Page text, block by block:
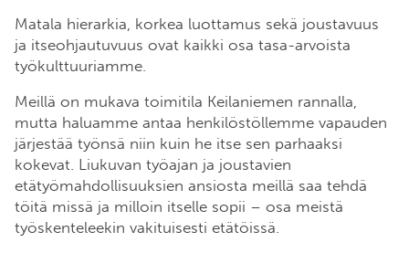
Matala hierarkia, korkea luottamus sekä joustavuus
ja itseohjautuvuus ovat kaikki osa tasa-arvoista
työkulttuuriamme.
Meillä on mukava toimitila Keilaniemen rannalla,
mutta haluamme antaa henkilöstöllemme vapauden
järjestää työnsä niin kuin he itse sen parhaaksi
kokevat. Liukuvan työajan ja joustavien
etätyömahdollisuuksien ansiosta meillä saa tehdä
töitä missä ja milloin itselle sopii – osa meistä
työskenteleekin vakituisesti etätöissä.